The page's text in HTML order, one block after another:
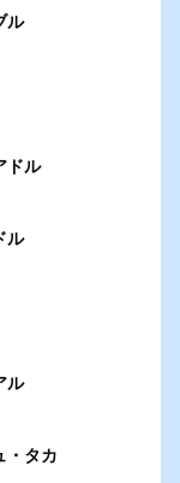
ル
ドル
ル
ル
・タカ